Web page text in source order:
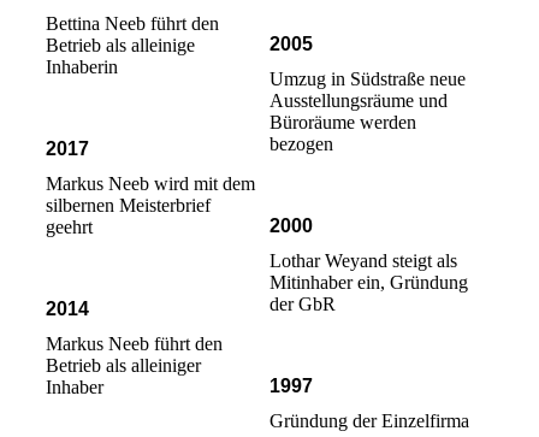
Bettina Neeb führt den
Betrieb als alleinige
Inhaberin
2017
Markus Neeb wird mit dem
silbernen Meisterbrief
geehrt
2014
Markus Neeb führt den
Betrieb als alleiniger
Inhaber
2005
Umzug in Südstraße neue
Ausstellungsräume und
Büroräume werden
bezogen
2000
Lothar Weyand steigt als
Mitinhaber ein, Gründung
der GbR
1997
Gründung der Einzelfirma